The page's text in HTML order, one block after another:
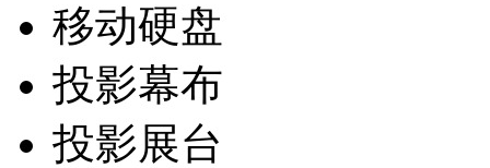
移动硬盘
投影幕布
投影展台